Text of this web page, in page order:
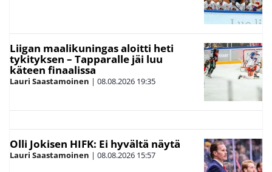
Liigan maalikuningas aloitti heti
tykityksen – Tapparalle jäi luu
käteen finaalissa
Lauri Saastamoinen | 08.08.2026 19:35
Olli Jokisen HIFK: Ei hyvältä näytä
Lauri Saastamoinen | 08.08.2026 15:57